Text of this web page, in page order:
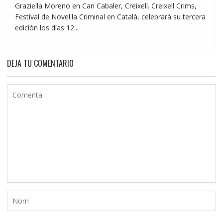
Graziella Moreno en Can Cabaler, Creixell. Creixell Crims,
Festival de Novel·la Criminal en Català, celebrará su tercera
edición los días 12...
DEJA TU COMENTARIO